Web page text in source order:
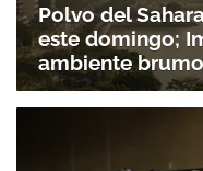
Polvo del
este domingo;
ambiente